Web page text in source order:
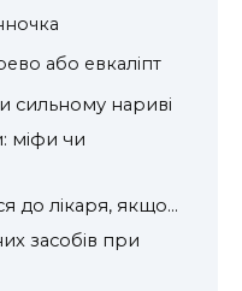
або евкаліпт
сильному нариві
міфи чи
до лікаря, якщо…
засобів при